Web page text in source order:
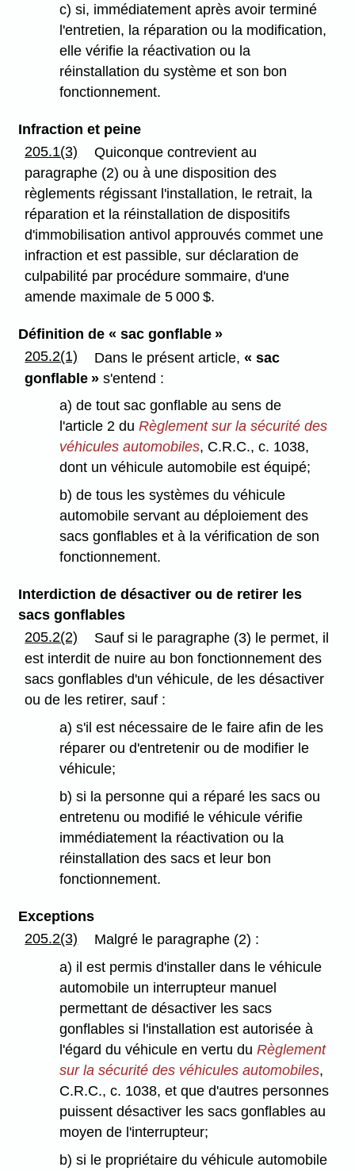
c) si, immédiatement après avoir terminé
l'entretien, la réparation ou la modification,
elle vérifie la réactivation ou la
réinstallation du système et son bon
fonctionnement.
Infraction et peine
205.1(3)
Quiconque contrevient au
paragraphe (2) ou à une disposition des
règlements régissant l'installation, le retrait, la
réparation et la réinstallation de dispositifs
d'immobilisation antivol approuvés commet une
infraction et est passible, sur déclaration de
culpabilité par procédure sommaire, d'une
amende maximale de 5 000 $.
Définition de « sac gonflable »
205.2(1)
Dans le présent article,« sac
gonflable » s'entend :
a) de tout sac gonflable au sens de
l'article 2 duRèglement sur la sécurité des
véhicules automobiles, C.R.C., c. 1038,
dont un véhicule automobile est équipé;
b) de tous les systèmes du véhicule
automobile servant au déploiement des
sacs gonflables et à la vérification de son
fonctionnement.
Interdiction de désactiver ou de retirer les
sacs gonflables
205.2(2)
Sauf si le paragraphe (3) le permet, il
est interdit de nuire au bon fonctionnement des
sacs gonflables d'un véhicule, de les désactiver
ou de les retirer, sauf :
a) s'il est nécessaire de le faire afin de les
réparer ou d'entretenir ou de modifier le
véhicule;
b) si la personne qui a réparé les sacs ou
entretenu ou modifié le véhicule vérifie
immédiatement la réactivation ou la
réinstallation des sacs et leur bon
fonctionnement.
Exceptions
205.2(3)
Malgré le paragraphe (2) :
a) il est permis d'installer dans le véhicule
automobile un interrupteur manuel
permettant de désactiver les sacs
gonflables si l'installation est autorisée à
l'égard du véhicule en vertu duRèglement
sur la sécurité des véhicules automobiles,
C.R.C., c. 1038, et que d'autres personnes
puissent désactiver les sacs gonflables au
moyen de l'interrupteur;
b) si le propriétaire du véhicule automobile